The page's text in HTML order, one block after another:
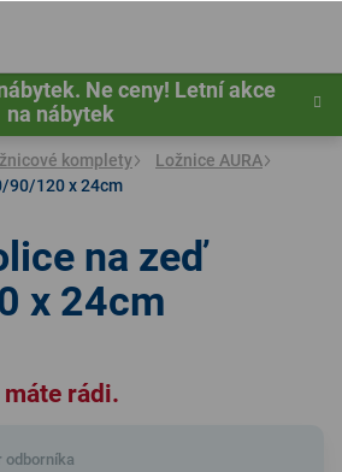
Ne ceny! Letní akce
na nábytek
komplety
Ložnice AURA
90/120 x 24cm
rádi.
odborníka
na zeď
x 24cm